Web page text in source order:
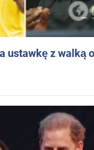
ustawkę z walką